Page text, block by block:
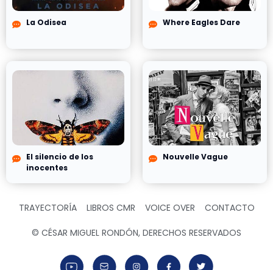
La Odisea Where Eagles Dare
El silencio de los
inocentes
Nouvelle Vague
TRAYECTORÍA LIBROS CMR VOICE OVER CONTACTO
© CÉSAR MIGUEL RONDÓN, DERECHOS RESERVADOS